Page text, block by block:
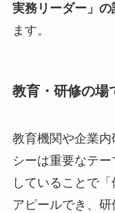
実務リーダー」の
ます。
教育・研修の場
教育機関や企業
シーは重要なテ
していることで
アピールでき、